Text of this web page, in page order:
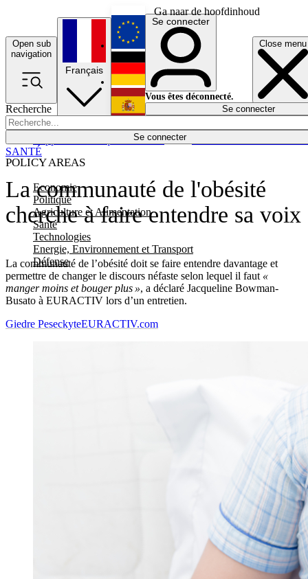
Ga naar de hoofdinhoud
Open sub
navigation
Close menu
Recherche
Se connecter
POLICY AREAS
Economie
Politique
Agriculture et Alimentation
Santé
Technologies
Energie, Environnement et Transport
Défense
Économie
Français
English
Deutsch
Español
Se connecter
Vous êtes déconnecté.
Se connecter
La communauté de l'obésité
cherche à faire entendre sa voix
La communauté de l’obésité doit se faire entendre davantage et
permettre de changer le discours néfaste selon lequel il faut «
manger moins et bouger plus », a déclaré Jacqueline Bowman-
Busato à EURACTIV lors d’un entretien.
SANTÉ
Giedre PeseckyteEURACTIV.com